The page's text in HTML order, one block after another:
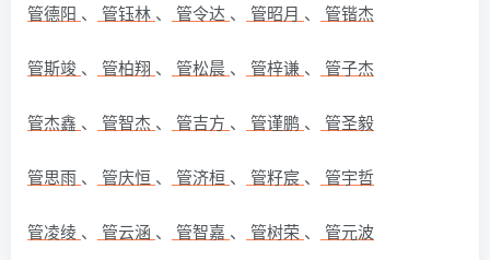
管德阳 、 管钰林 、 管令达 、 管昭月 、 管锴杰
管斯竣 、 管柏翔 、 管松晨 、 管梓谦 、 管子杰
管杰鑫 、 管智杰 、 管吉方 、 管谨鹏 、 管圣毅
管思雨 、 管庆恒 、 管济桓 、 管籽宸 、 管宇哲
管凌绫 、 管云涵 、 管智嘉 、 管树荣 、 管元波